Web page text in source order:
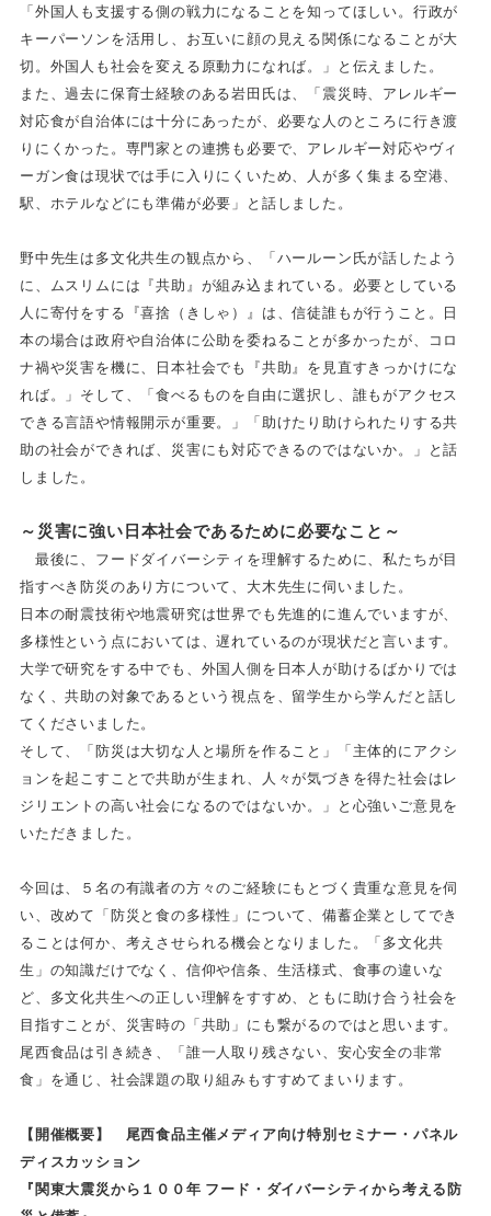
「外国人も支援する側の戦力になることを知ってほしい。行政が
キーパーソンを活用し、お互いに顔の見える関係になることが大
切。外国人も社会を変える原動力になれば。」と伝えました。
また、過去に保育士経験のある岩田氏は、「震災時、アレルギー
対応食が自治体には十分にあったが、必要な人のところに行き渡
りにくかった。専門家との連携も必要で、アレルギー対応やヴィ
ーガン食は現状では手に入りにくいため、人が多く集まる空港、
駅、ホテルなどにも準備が必要」と話しました。
野中先生は多文化共生の観点から、「ハールーン氏が話したよう
に、ムスリムには『共助』が組み込まれている。必要としている
人に寄付をする『喜捨（きしゃ）』は、信徒誰もが行うこと。日
本の場合は政府や自治体に公助を委ねることが多かったが、コロ
ナ禍や災害を機に、日本社会でも『共助』を見直すきっかけにな
れば。」そして、「食べるものを自由に選択し、誰もがアクセス
できる言語や情報開示が重要。」「助けたり助けられたりする共
助の社会ができれば、災害にも対応できるのではないか。」と話
しました。
～災害に強い日本社会であるために必要なこと～
最後に、フードダイバーシティを理解するために、私たちが目
指すべき防災のあり方について、大木先生に伺いました。
日本の耐震技術や地震研究は世界でも先進的に進んでいますが、
多様性という点においては、遅れているのが現状だと言います。
大学で研究をする中でも、外国人側を日本人が助けるばかりでは
なく、共助の対象であるという視点を、留学生から学んだと話し
てくださいました。
そして、「防災は大切な人と場所を作ること」「主体的にアクシ
ョンを起こすことで共助が生まれ、人々が気づきを得た社会はレ
ジリエントの高い社会になるのではないか。」と心強いご意見を
いただきました。
今回は、５名の有識者の方々のご経験にもとづく貴重な意見を伺
い、改めて「防災と食の多様性」について、備蓄企業としてでき
ることは何か、考えさせられる機会となりました。「多文化共
生」の知識だけでなく、信仰や信条、生活様式、食事の違いな
ど、多文化共生への正しい理解をすすめ、ともに助け合う社会を
目指すことが、災害時の「共助」にも繋がるのではと思います。
尾西食品は引き続き、「誰一人取り残さない、安心安全の非常
食」を通じ、社会課題の取り組みもすすめてまいります。
【開催概要】 尾西食品主催メディア向け特別セミナー・パネル
ディスカッション
『関東大震災から１００年 フード・ダイバーシティから考える防